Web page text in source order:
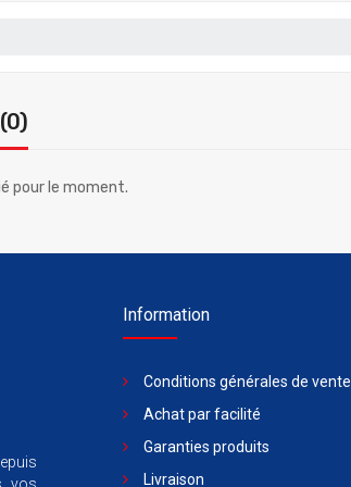
pour le moment.
Information
Conditions générales de vente
Achat par facilité
Garanties produits
Livraison